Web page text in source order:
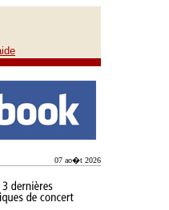
07 ao�t 2026